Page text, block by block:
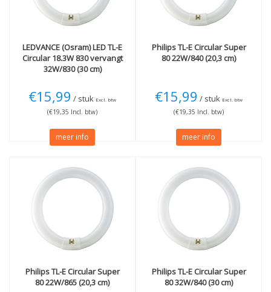
LEDVANCE (Osram)LED TL-E
Circular 18.3W 830 vervangt
32W/830 (30 cm)
€15,99 / stuk Excl. btw
(€19,35 Incl. btw)
meer info
PhilipsTL-E Circular Super
80 22W/840 (20,3 cm)
€15,99 / stuk Excl. btw
(€19,35 Incl. btw)
meer info
PhilipsTL-E Circular Super
80 22W/865 (20,3 cm)
PhilipsTL-E Circular Super
80 32W/840 (30 cm)